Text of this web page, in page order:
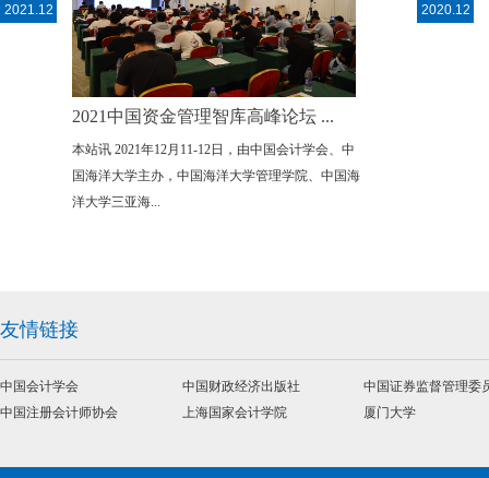
2021.12
2021中国资金管理智库高峰论坛 ...
本站讯 2021年12月11-12日，由中国会计学会、中
国海洋大学主办，中国海洋大学管理学院、中国海
洋大学三亚海...
2020.12
友情链接
中国会计学会 中国财政经济出版社
中国证券监督管理委
中国注册会计师协会
上海国家会计学院 厦门大学